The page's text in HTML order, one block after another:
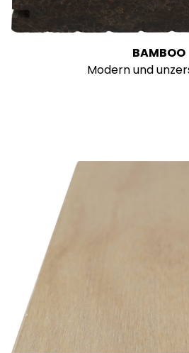
BAMBOO
Modern und